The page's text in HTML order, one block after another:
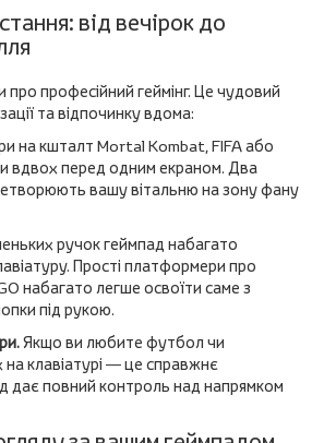
від вечірок до
професійний геймінг. Це чудовий
та відпочинку вдома:
на кшталт Mortal Kombat, FIFA або
вдвох перед одним екраном. Два
вашу вітальню на зону фану
ручок геймпад набагато
Прості платформери про
набагато легше освоїти саме з
під рукою.
Якщо ви любите футбол чи
клавіатурі — це справжнє
дає повний контроль над напрямком